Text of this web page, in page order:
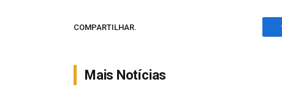
COMPARTILHAR.
Mais Notícias